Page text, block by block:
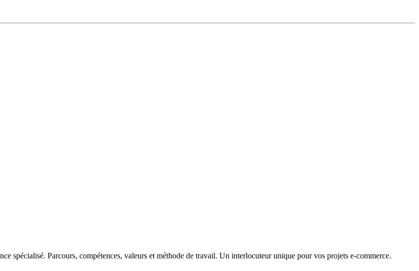
spécialisé. Parcours, compétences, valeurs et méthode de travail. Un interlocuteur unique pour vos projets e-commerce.